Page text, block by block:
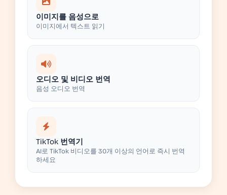
이미지를 음성으로
이미지에서 텍스트 읽기
오디오 및 비디오 번역
음성 오디오 번역
TikTok 번역기
AI로 TikTok 비디오를 30개 이상의 언어로 즉시 번역
하세요